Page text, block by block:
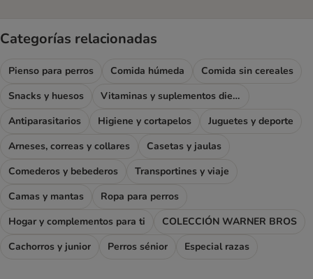
Categorías relacionadas
Pienso para perros Comida húmeda
Comida sin cereales
Snacks y huesos
Vitaminas y suplementos dietéticos
Antiparasitarios
Higiene y cortapelos
Juguetes y deporte
Arneses, correas y collares
Casetas y jaulas
Comederos y bebederos
Transportines y viaje
Camas y mantas
Ropa para perros
Hogar y complementos para ti
COLECCIÓN WARNER BROS
Cachorros y junior
Perros sénior Especial razas